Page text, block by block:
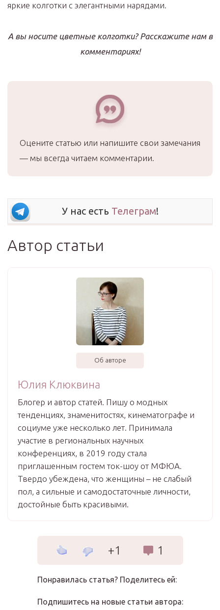
яркие колготки с элегантными нарядами.
А вы носите цветные колготки? Расскажите нам в
комментариях!
Оцените статью или напишите свои замечания
— мы всегда читаем комментарии.
У нас есть Телеграм!
Автор статьи
Об авторе
Юлия Клюквина
Блогер и автор статей. Пишу о модных
тенденциях, знаменитостях, кинематографе и
социуме уже несколько лет. Принимала
участие в региональных научных
конференциях, в 2019 году стала
приглашенным гостем ток-шоу от МФЮА.
Твердо убеждена, что женщины – не слабый
пол, а сильные и самодостаточные личности,
достойные быть красивыми.
+1 1
Понравилась статья? Поделитесь ей:
Подпишитесь на новые статьи автора: